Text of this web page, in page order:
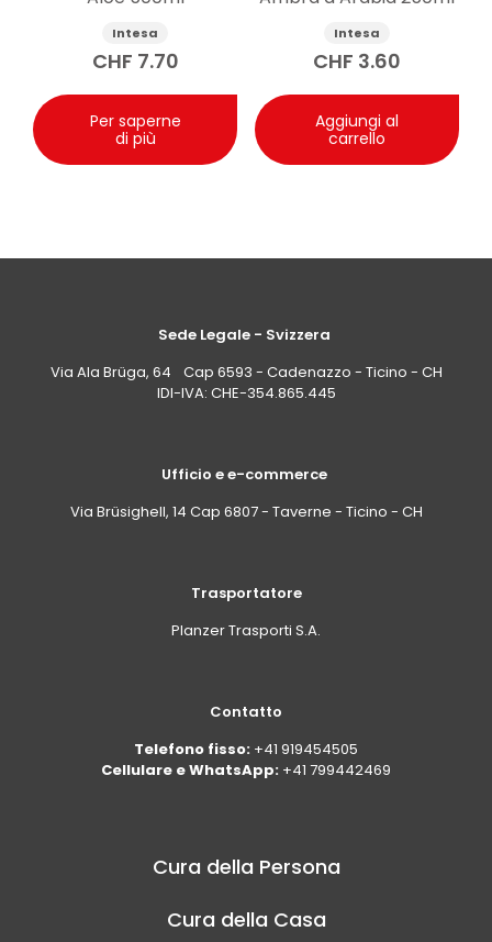
Intesa
CHF 7.70
Per saperne
di più
Intesa
CHF 3.60
Aggiungi al
carrello
Sede Legale - Svizzera
Via Ala Brüga, 64 Cap 6593 - Cadenazzo - Ticino - CH
IDI-IVA: CHE-354.865.445
Ufficio e e-commerce
Via Brüsighell, 14 Cap 6807 - Taverne - Ticino - CH
Trasportatore
Planzer Trasporti S.A.
Contatto
Telefono fisso: +41 919454505
Cellulare e WhatsApp: +41 799442469
Cura della Persona
Cura della Casa